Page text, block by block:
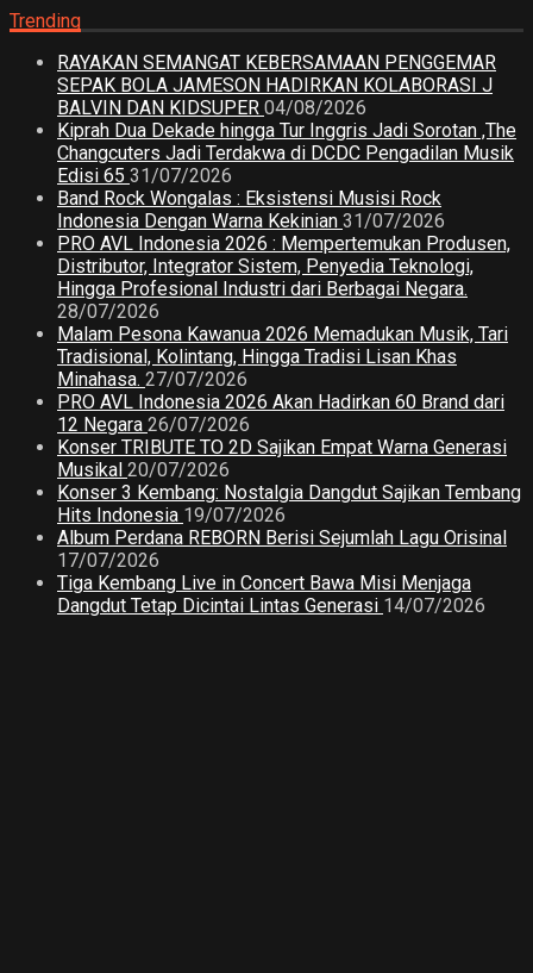
Trending
RAYAKAN SEMANGAT KEBERSAMAAN PENGGEMAR
SEPAK BOLA JAMESON HADIRKAN KOLABORASI J
BALVIN DAN KIDSUPER 04/08/2026
Kiprah Dua Dekade hingga Tur Inggris Jadi Sorotan ,The
Changcuters Jadi Terdakwa di DCDC Pengadilan Musik
Edisi 65 31/07/2026
Band Rock Wongalas : Eksistensi Musisi Rock
Indonesia Dengan Warna Kekinian 31/07/2026
PRO AVL Indonesia 2026 : Mempertemukan Produsen,
Distributor, Integrator Sistem, Penyedia Teknologi,
Hingga Profesional Industri dari Berbagai Negara.
28/07/2026
Malam Pesona Kawanua 2026 Memadukan Musik, Tari
Tradisional, Kolintang, Hingga Tradisi Lisan Khas
Minahasa. 27/07/2026
PRO AVL Indonesia 2026 Akan Hadirkan 60 Brand dari
12 Negara 26/07/2026
Konser TRIBUTE TO 2D Sajikan Empat Warna Generasi
Musikal 20/07/2026
Konser 3 Kembang: Nostalgia Dangdut Sajikan Tembang
Hits Indonesia 19/07/2026
Album Perdana REBORN Berisi Sejumlah Lagu Orisinal
17/07/2026
Tiga Kembang Live in Concert Bawa Misi Menjaga
Dangdut Tetap Dicintai Lintas Generasi 14/07/2026